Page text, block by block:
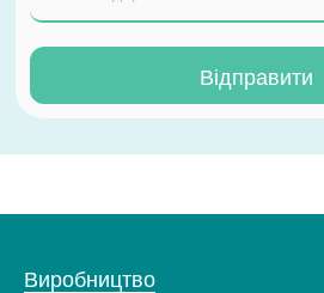
Виробництво